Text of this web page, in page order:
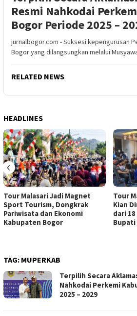
Resmi Nahkodai
Bogor Periode 2025 –
jurnalbogor.com - Suksesi kepengurusan
Bogor yang dilangsungkan melalui
RELATED NEWS
HEADLINES
Tour Malasari Jadi Magnet
Sport Tourism, Dongkrak
Pariwisata dan Ekonomi
Kabupaten Bogor
Tour
Kian
dari
Bupati
‹
TAG: MUPERKAB
Terpilih Secara
Nahkodai Perkemi
2025 – 2029